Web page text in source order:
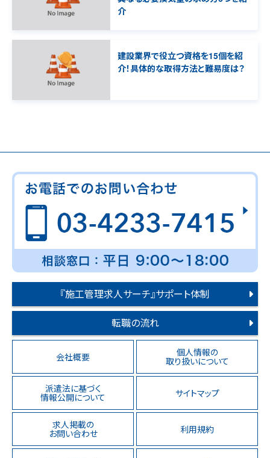
介
建設業界で役立つ資格を15個を紹
介！具体的な取得方法と難易度は？
『施工管理求人サーチ』サポート体制
転職の流れ
会社概要 個人情報の
取り扱いについて
派遣法に基づく
情報公開について サイトマップ
求人掲載の
お問い合わせ 利用規約